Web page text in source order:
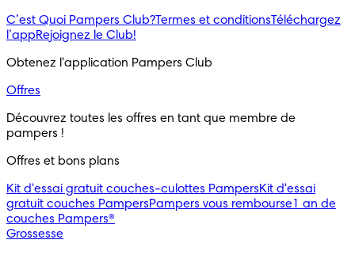
C’est Quoi Pampers Club?Termes et conditionsTéléchargez
l’appRejoignez le Club!
Obtenez l'application Pampers Club
Offres
Découvrez toutes les offres en tant que membre de
pampers !
Offres et bons plans
Kit d'essai gratuit couches-culottes PampersKit d'essai
gratuit couches PampersPampers vous rembourse1 an de
couches Pampers®
Grossesse